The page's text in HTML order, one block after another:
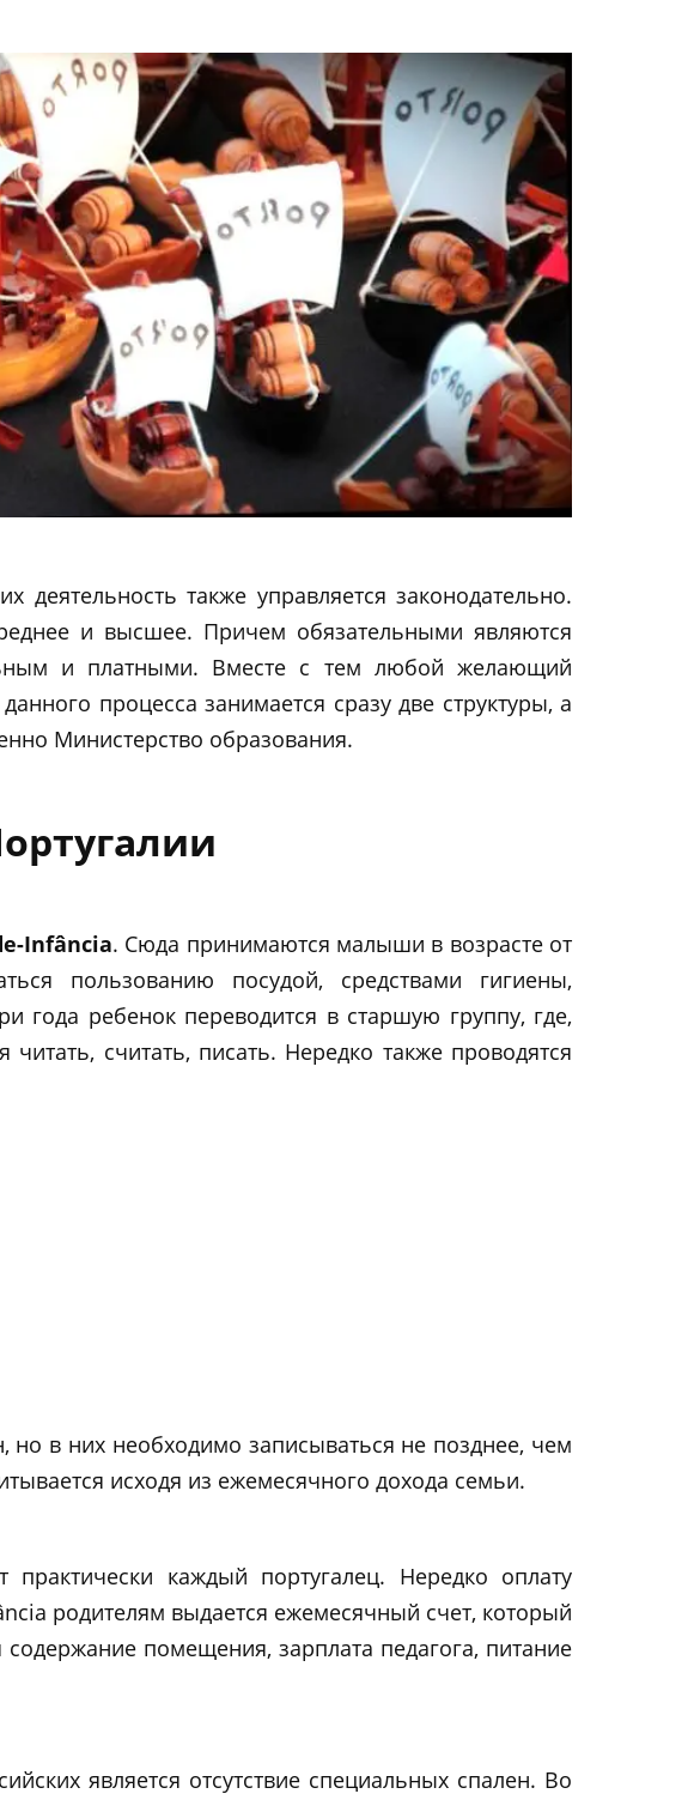
также управляется законодательно.
и высшее. Причем обязательными являются
и платными. Вместе с тем любой желающий
процесса занимается сразу две структуры, а
Министерство образования.
Infância. Сюда принимаются малыши в возрасте от
пользованию посудой, средствами гигиены,
года ребенок переводится в старшую группу, где,
считать, писать. Нередко также проводятся
но в них необходимо записываться не позднее, чем
исходя из ежемесячного дохода семьи.
каждый португалец. Нередко оплату
родителям выдается ежемесячный счет, который
помещения, зарплата педагога, питание
является отсутствие специальных спален. Во